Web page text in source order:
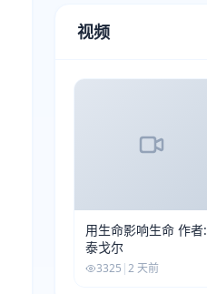
视频
用生命影响生命 作者:
泰戈尔
3325 |2 天前